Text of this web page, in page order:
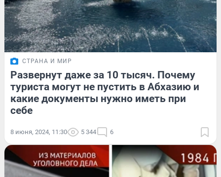
СТРАНА И МИР
Развернут даже за 10 тысяч. Почему
туриста могут не пустить в Абхазию и
какие документы нужно иметь при
себе
8 июня, 2024, 11:30 5 344 6